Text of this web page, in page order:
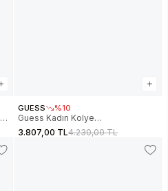
GUESS %10
Guess Kadın Kolye
JGUJUBN05219JWRHTU
3.807,00 TL4.230,00 TL